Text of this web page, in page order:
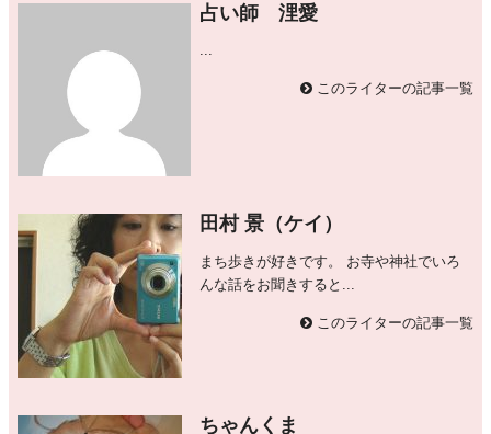
占い師 浬愛
...
このライターの記事一覧
田村 景（ケイ）
まち歩きが好きです。 お寺や神社でいろ
んな話をお聞きすると...
このライターの記事一覧
ちゃんくま